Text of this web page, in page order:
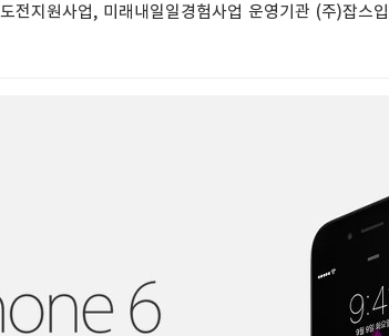
전지원사업, 미래내일일경험사업 운영기관 (주)잡스